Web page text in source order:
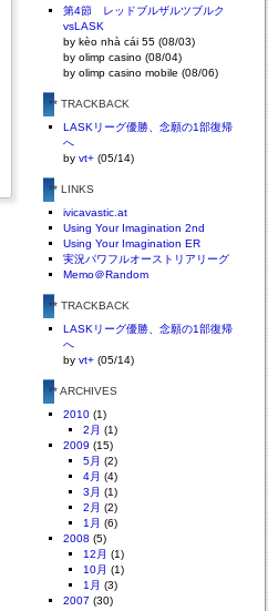
第4節 レッドブルザルツブルク
vsLASK
by kèo nhà cái 55 (08/03)
by olimp casino (08/04)
by olimp casino mobile (08/06)
** TRACKBACK
LASKリーグ優勝、念願の1部復帰
へ
by vt+ (05/14)
** LINKS
ivicavastic.at
Using Your Imagination 2nd
Using Your Imagination ER
実況パワフルオーストリアリーグ
Memo＠Random
** TRACKBACK
LASKリーグ優勝、念願の1部復帰
へ
by vt+ (05/14)
** ARCHIVES
2010 (1)
2月 (1)
2009 (15)
5月 (2)
4月 (4)
3月 (1)
2月 (2)
1月 (6)
2008 (5)
12月 (1)
10月 (1)
1月 (3)
2007 (30)